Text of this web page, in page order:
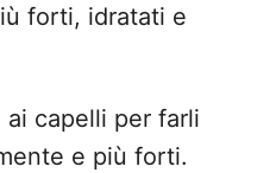
forti, idratati e
ai capelli per farli
e più forti.